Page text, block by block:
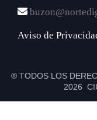
Aviso de
® TODOS LOS
2026